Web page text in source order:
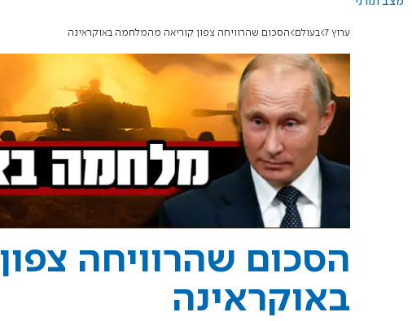
ערוץ 7 בעולם הסכום שהרוויחה צפון קוריאה מהמלחמה באוקראינה
הסכום שהרוויחה
באוקראינה